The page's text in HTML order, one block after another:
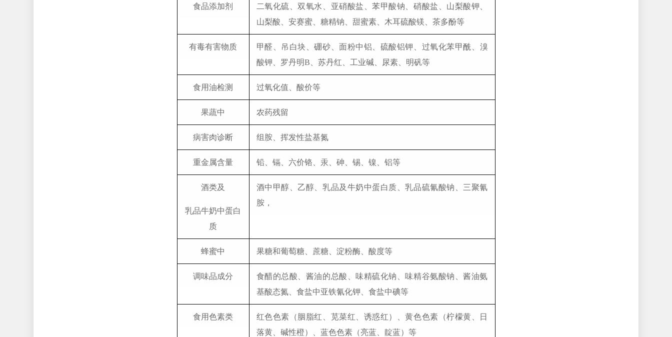
食品添加剂
二氧化硫、双氧水、亚硝酸盐、苯甲酸钠、硝酸盐、山梨酸钾、
山梨酸、安赛蜜、糖精钠、甜蜜素、木耳硫酸镁、茶多酚等
有毒有害物质 甲醛、吊白块、硼砂、面粉中铝、硫酸铝钾、 过氧化苯甲酰、溴
酸钾、罗丹明B、苏丹红、工业碱、尿素、明矾等
食用油检测 过氧化值、酸价等
果蔬中 农药残留
病害肉诊断 组胺、挥发性盐基氮
重金属含量 铅、镉、六价铬、汞、砷、锡、镍、铝等
酒类及
乳品牛奶中蛋白
质
酒中甲醇、乙醇、乳品及牛奶中蛋白质、乳品硫氰酸钠、三聚氰
胺，
蜂蜜中 果糖和葡萄糖、蔗糖、淀粉酶、酸度等
调味品成分
食醋的总酸、酱油的总酸、味精硫化钠、味精谷氨酸钠、酱油氨
基酸态氮、食盐中亚铁氰化钾、食盐中碘等
食用色素类
红色色素（胭脂红、苋菜红、诱惑红）、黄色色素（柠檬黄、日
落黄、碱性橙）、蓝色色素（亮蓝、靛蓝）等